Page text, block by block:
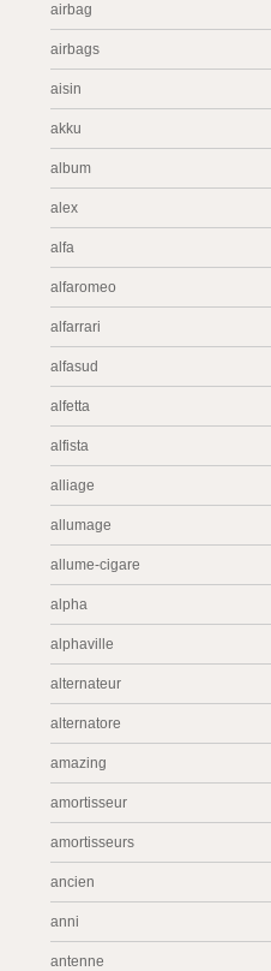
airbag
airbags
aisin
akku
album
alex
alfa
alfaromeo
alfarrari
alfasud
alfetta
alfista
alliage
allumage
allume-cigare
alpha
alphaville
alternateur
alternatore
amazing
amortisseur
amortisseurs
ancien
anni
antenne